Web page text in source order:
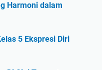
Harmoni dalam
5 Ekspresi Diri